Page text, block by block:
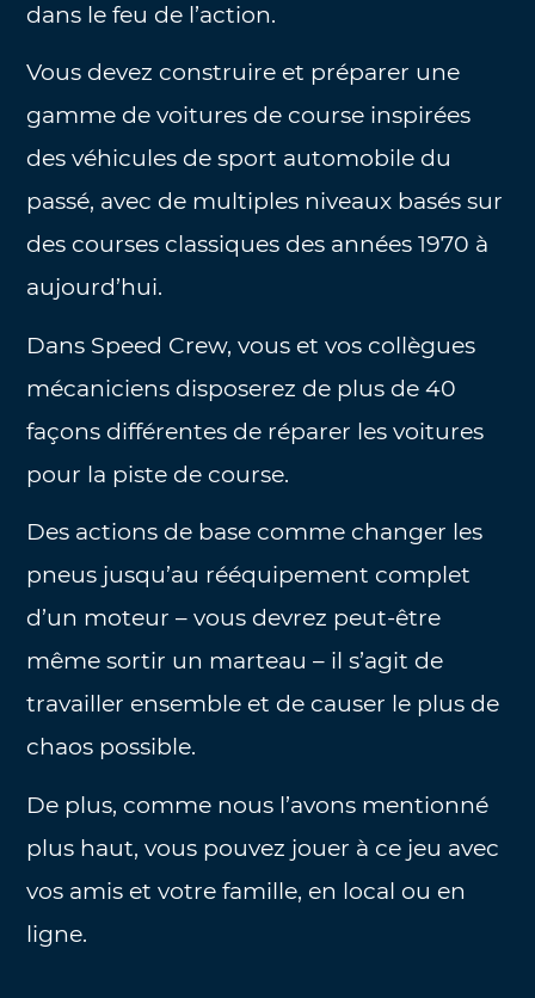
dans le feu de l’action.
Vous devez construire et préparer une
gamme de voitures de course inspirées
des véhicules de sport automobile du
passé, avec de multiples niveaux basés sur
des courses classiques des années 1970 à
aujourd’hui.
Dans Speed Crew, vous et vos collègues
mécaniciens disposerez de plus de 40
façons différentes de réparer les voitures
pour la piste de course.
Des actions de base comme changer les
pneus jusqu’au rééquipement complet
d’un moteur – vous devrez peut-être
même sortir un marteau – il s’agit de
travailler ensemble et de causer le plus de
chaos possible.
De plus, comme nous l’avons mentionné
plus haut, vous pouvez jouer à ce jeu avec
vos amis et votre famille, en local ou en
ligne.